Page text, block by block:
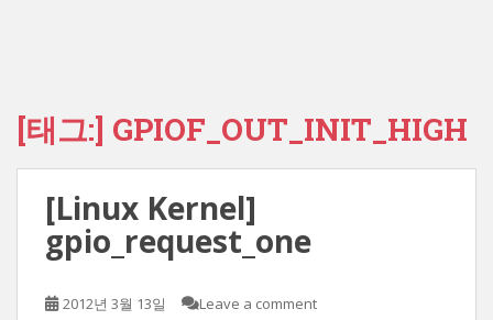
[태그:] GPIOF_OUT_INIT_HIGH
[Linux Kernel]
gpio_request_one
2012년 3월 13일 Leave a comment